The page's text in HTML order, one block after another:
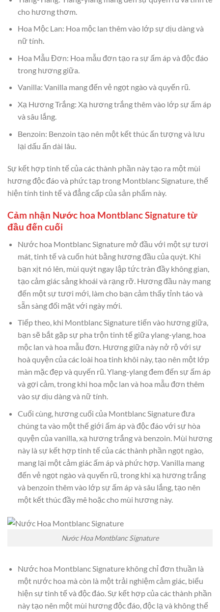
cho hương thơm.
Hoa Mộc Lan: Hoa mộc lan thêm vào lớp sự dịu dàng và
nữ tính.
Hoa Mẫu Đơn: Hoa mẫu đơn tạo ra sự ấm áp và độc đáo
trong hương giữa.
Vanilla: Vanilla mang đến vẻ ngọt ngào và quyến rũ.
Xạ Hương Trắng: Xạ hương trắng thêm vào lớp sự ấm áp
và sâu lắng.
Benzoin: Benzoin tạo nên một kết thúc ấn tượng và lưu
lại dấu ấn dài lâu.
Sự kết hợp tinh tế của các thành phần này tạo ra một mùi
hương độc đáo và phức tạp trong Montblanc Signature, thể
hiện tính tinh tế và đẳng cấp của sản phẩm này.
Cảm nhận Nước hoa Montblanc Signature từ
đầu đến cuối
Nước hoa Montblanc Signature mở đầu với một sự tươi
mát, tinh tế và cuốn hút bằng hương đầu của quýt. Khi
bạn xịt nó lên, mùi quýt ngay lập tức tràn đầy không gian,
tạo cảm giác sảng khoái và rạng rỡ. Hương đầu này mang
đến một sự tươi mới, làm cho bạn cảm thấy tỉnh táo và
sẵn sàng đối mặt với ngày mới.
Tiếp theo, khi Montblanc Signature tiến vào hương giữa,
bạn sẽ bắt gặp sự pha trộn tinh tế giữa ylang-ylang, hoa
mộc lan và hoa mẫu đơn. Hương giữa này nở rộ với sự
hoà quyện của các loài hoa tinh khôi này, tạo nên một lớp
màn mặc đẹp và quyến rũ. Ylang-ylang đem đến sự ấm áp
và gợi cảm, trong khi hoa mộc lan và hoa mẫu đơn thêm
vào sự dịu dàng và nữ tính.
Cuối cùng, hương cuối của Montblanc Signature đưa
chúng ta vào một thế giới ấm áp và độc đáo với sự hòa
quyện của vanilla, xạ hương trắng và benzoin. Mùi hương
này là sự kết hợp tinh tế của các thành phần ngọt ngào,
mang lại một cảm giác ấm áp và phức hợp. Vanilla mang
đến vẻ ngọt ngào và quyến rũ, trong khi xạ hương trắng
và benzoin thêm vào lớp sự ấm áp và sâu lắng, tạo nên
một kết thúc đầy mê hoặc cho mùi hương này.
Nước Hoa Montblanc Signature
Nước hoa Montblanc Signature không chỉ đơn thuần là
một nước hoa mà còn là một trải nghiệm cảm giác, biểu
hiện sự tinh tế và độc đáo. Sự kết hợp của các thành phần
này tạo nên một mùi hương độc đáo, độc lạ và không thể